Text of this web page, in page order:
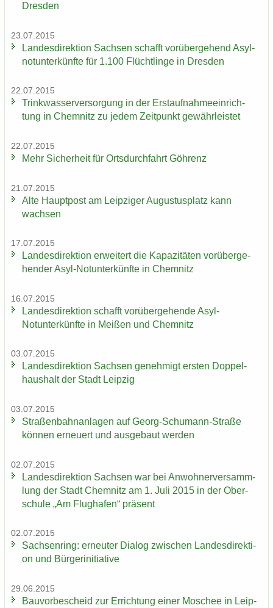
Dres­den
23.07.2015
Lan­des­di­rek­ti­on Sach­sen schafft vor­über­ge­hend Asyl­
not­un­ter­künf­te für 1.100 Flücht­lin­ge in Dres­den
22.07.2015
Trink­was­ser­ver­sor­gung in der Erst­auf­nah­me­ein­rich­
tung in Chem­nitz zu jedem Zeit­punkt ge­währ­leis­tet
22.07.2015
Mehr Si­cher­heit für Orts­durch­fahrt Göh­renz
21.07.2015
Alte Haupt­post am Leip­zi­ger Au­gus­tus­platz kann
wach­sen
17.07.2015
Lan­des­di­rek­ti­on er­wei­tert die Ka­pa­zi­tä­ten vor­über­ge­
hen­der Asyl-​Notunter­künfte in Chem­nitz
16.07.2015
Lan­des­di­rek­ti­on schafft vor­über­ge­hen­de Asyl-​
Notunter­künfte in Mei­ßen und Chem­nitz
03.07.2015
Lan­des­di­rek­ti­on Sach­sen ge­neh­migt ers­ten Dop­pel­
haus­halt der Stadt Leip­zig
03.07.2015
Stra­ßen­bahn­an­la­gen auf Georg-​Schumann-Straße
kön­nen er­neu­ert und aus­ge­baut wer­den
02.07.2015
Lan­des­di­rek­ti­on Sach­sen war bei An­woh­ner­ver­samm­
lung der Stadt Chem­nitz am 1. Juli 2015 in der Ober­
schu­le „Am Flug­ha­fen“ prä­sent
02.07.2015
Sach­sen­ring: er­neu­ter Dia­log zwi­schen Lan­des­di­rek­ti­
on und Bür­ger­initia­ti­ve
29.06.2015
Bau­vor­be­scheid zur Er­rich­tung einer Mo­schee in Leip­